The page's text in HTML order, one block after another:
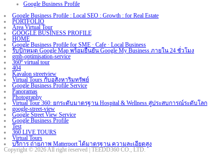
Google Business Profile
Google Business Profile : Local SEO : Growth : for Real Estate
PORTFOLIO
Area Virtual Tour
GOOGLE BUSINESS PROFILE
HOME
Google Business Profile for SME · Cafe · Local Business
รับปักหมุด Google Map พร้อมยืนยัน Google My Business ภายใน 24 ชั่วโมง
gmb-optimisation-service
360º virtual tour
404
Kavalon streetview
Virtual Tours กับอสังหาริมทรัพย์
Google Business Profile Service
Panoramas
Photography
Virtual Tour 360: ยกระดับมาตรฐาน Hospital & Wellness สู่ประสบการณ์ระดับโลก
google-street-view
Google Street View Service
Google Business Profile
Test
360 LIVE TOURS
Virtual Tours
บริการ ถ่ายภาพ Matterport ได้มาตรฐาน ความละเอียดสูง
Copyright © 2026 All right reserved | TEEDD360 CO., LTD.